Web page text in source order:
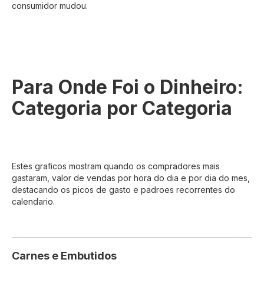
consumidor mudou.
Para Onde Foi o Dinheiro:
Categoria por Categoria
Estes graficos mostram quando os compradores mais
gastaram, valor de vendas por hora do dia e por dia do mes,
destacando os picos de gasto e padroes recorrentes do
calendario.
Carnes e Embutidos